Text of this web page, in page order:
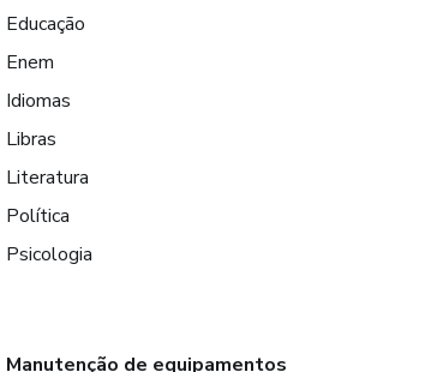
Educação
Enem
Idiomas
Libras
Literatura
Política
Psicologia
Manutenção de equipamentos